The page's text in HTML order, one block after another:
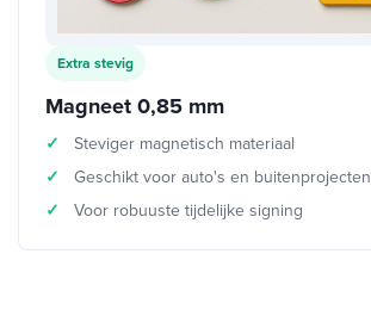
Extra stevig
Magneet 0,85 mm
Steviger magnetisch materiaal
Geschikt voor auto's en buitenprojecten
Voor robuuste tijdelijke signing